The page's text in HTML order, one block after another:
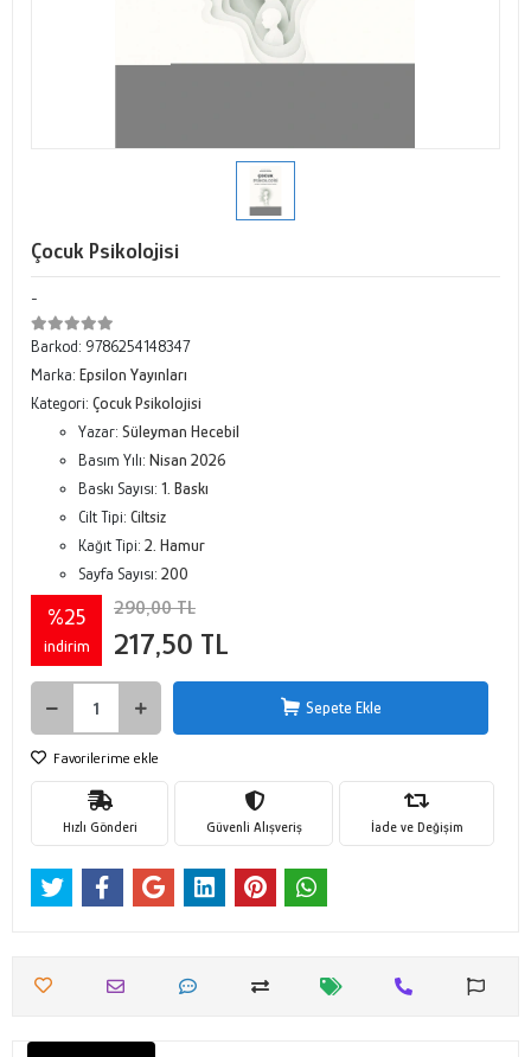
Çocuk Psikolojisi
-
Barkod: 9786254148347
Marka: Epsilon Yayınları
Kategori: Çocuk Psikolojisi
Yazar: Süleyman Hecebil
Basım Yılı: Nisan 2026
Baskı Sayısı: 1. Baskı
Cilt Tipi: Ciltsiz
Kağıt Tipi: 2. Hamur
Sayfa Sayısı: 200
%25
indirim
290,00 TL
217,50 TL
Sepete Ekle
Favorilerime ekle
Hızlı Gönderi Güvenli Alışveriş İade ve Değişim